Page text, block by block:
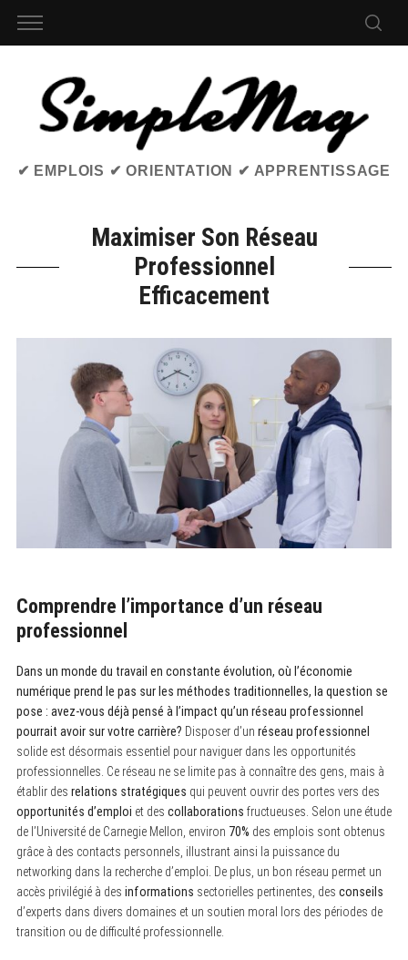
✔ EMPLOIS ✔ ORIENTATION ✔ APPRENTISSAGE
Maximiser Son Réseau
Professionnel
Efficacement
Comprendre l’importance d’un réseau
professionnel
Dans un monde du travail en constante évolution, où l’économie
numérique prend le pas sur les méthodes traditionnelles, la question se
pose : avez-vous déjà pensé à l’impact qu’un réseau professionnel
pourrait avoir sur votre carrière? Disposer d’un réseau professionnel
solide est désormais essentiel pour naviguer dans les opportunités
professionnelles. Ce réseau ne se limite pas à connaître des gens, mais à
établir des relations stratégiques qui peuvent ouvrir des portes vers des
opportunités d’emploi et des collaborations fructueuses. Selon une étude
de l’Université de Carnegie Mellon, environ 70% des emplois sont obtenus
grâce à des contacts personnels, illustrant ainsi la puissance du
networking dans la recherche d’emploi. De plus, un bon réseau permet un
accès privilégié à des informations sectorielles pertinentes, des conseils
d’experts dans divers domaines et un soutien moral lors des périodes de
transition ou de difficulté professionnelle.